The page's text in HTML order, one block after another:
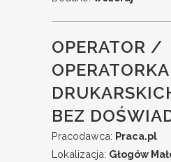
OPERATOR /
BEZ
Pracodawca: Praca.pl
Lokalizacja: Głogów